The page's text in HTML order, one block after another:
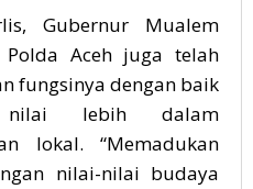
Gubernur Mualem
Polda Aceh juga telah
fungsinya dengan baik
nilai lebih dalam
lokal. “Memadukan
nilai-nilai budaya